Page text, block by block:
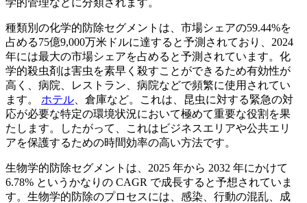
種類別の化学的防除セグメントは、市場シェアの59.44%を
占める75億9,000万米ドルに達すると予測されており、2024
年には最大の市場シェアを占めると予測されています。化
学的殺虫剤は害虫を素早く殺すことができるため有効性が
高く、病院、レストラン、病院などで頻繁に使用されてい
ます。 ホテル 、倉庫など。これは、昆虫に対する緊急の対
応が必要な特定の環境状況において極めて重要な役割を果
たします。したがって、これはビジネスエリアや公共エリ
アを保護するための時間効率の高い方法です。
生物学的防除セグメントは、2025 年から 2032 年にかけて
6.78% というかなりの CAGR で成長すると予想されていま
す。生物学的防除のプロセスには、感染、行動の混乱、成